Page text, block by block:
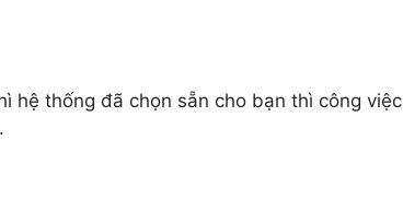
hệ thống đã chọn sẵn cho bạn thì công việc